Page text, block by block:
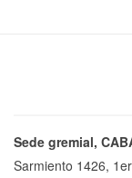
Sede gremial,
Sarmiento 1426,